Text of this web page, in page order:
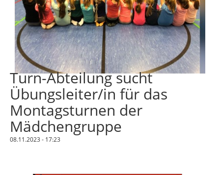
Turn-Abteilung sucht
Übungsleiter/in für das
Montagsturnen der
Mädchengruppe
08.11.2023 - 17:23